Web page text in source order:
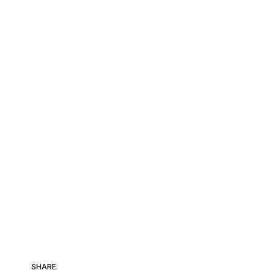
SHARE.